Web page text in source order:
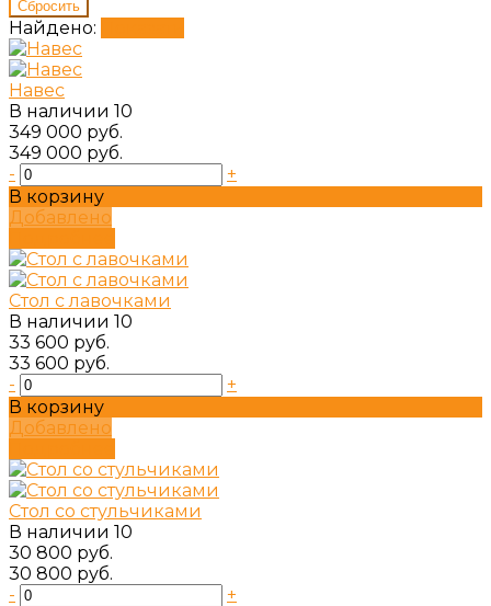
Найдено:
Навес
В наличии 10
349 000 руб.
349 000 руб.
-
+
В корзину
Добавлено
Стол с лавочками
В наличии 10
33 600 руб.
33 600 руб.
-
+
В корзину
Добавлено
Стол со стульчиками
В наличии 10
30 800 руб.
30 800 руб.
-
+